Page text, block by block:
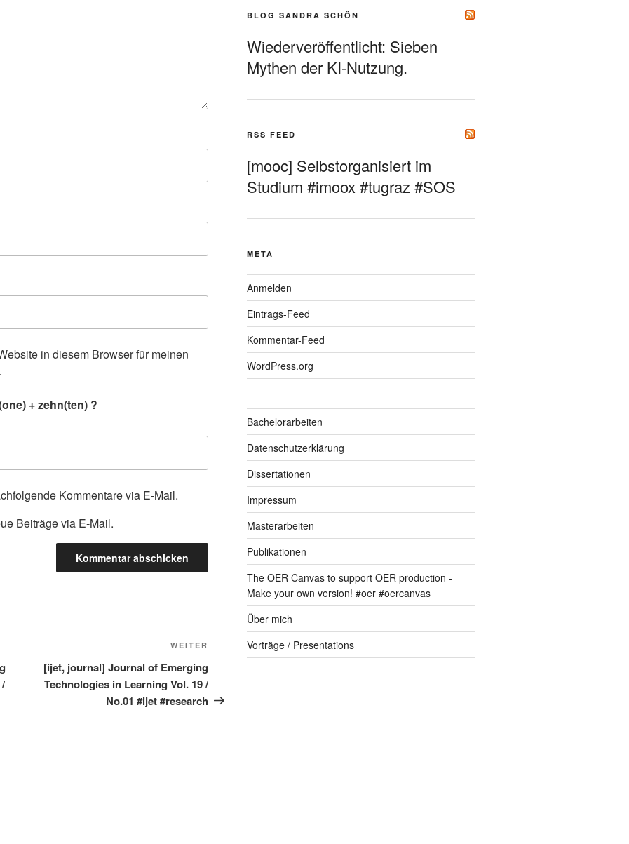
in diesem Browser für meinen
+ zehn(ten) ?
Kommentare via E-Mail.
Beiträge via E-Mail.
Nächster
WEITER
[ijet, journal] Journal of Emerging
Technologies in Learning Vol. 19 /
No.01 #ijet #research
BLOG SANDRA SCHÖN
Wiederveröffentlicht: Sieben
Mythen der KI-Nutzung.
RSS FEED
[mooc] Selbstorganisiert im
Studium #imoox #tugraz #SOS
META
Anmelden
Eintrags-Feed
Kommentar-Feed
WordPress.org
Bachelorarbeiten
Datenschutzerklärung
Dissertationen
Impressum
Masterarbeiten
Publikationen
The OER Canvas to support OER production -
Make your own version! #oer #oercanvas
Über mich
Vorträge / Presentations